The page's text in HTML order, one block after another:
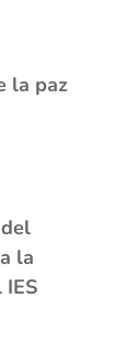
la paz
la